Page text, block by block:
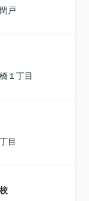
戸
１丁目
目